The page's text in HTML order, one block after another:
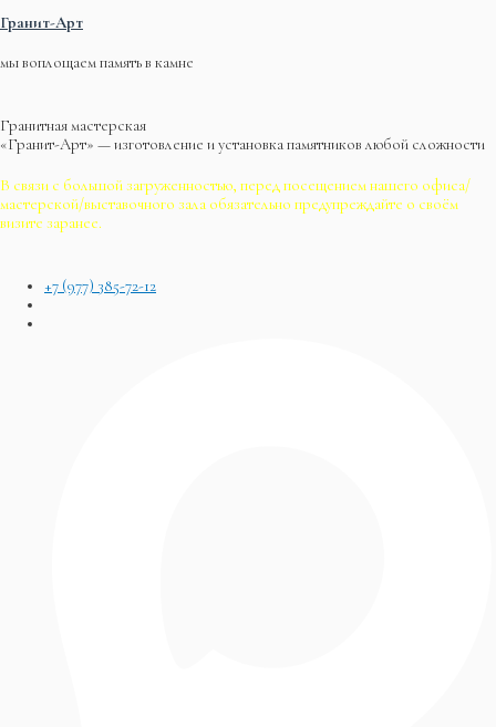
Гранит-Арт
мы воплощаем память в камне
Гранитная мастерская
«Гранит-Арт» — изготовление и установка памятников любой сложности
В связи с большой загруженностью, перед посещением нашего офиса/
мастерской/выставочного зала обязательно предупреждайте о своём
визите заранее.
+7 (977) 385-72-12